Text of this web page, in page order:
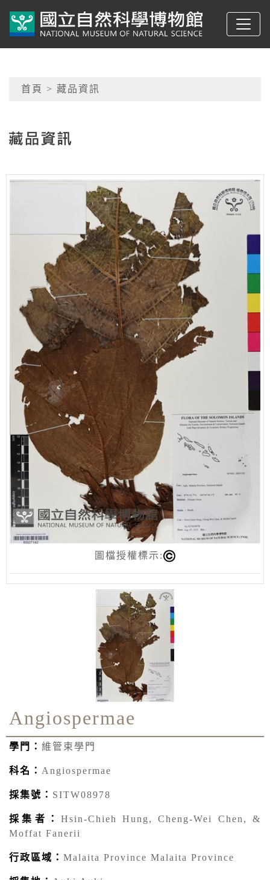
典藏網-國立自然科學
網頁導覽
首頁 > 藏品資訊
圖檔授權標示:
Angiospermae
學門： 維管束學門
科名： Angiospermae
採集號： SITW08978
採集者： Hsin-Chieh Hung, Cheng-Wei Chen, &
Moffat Fanerii
行政區域： Malaita Province Malaita Province